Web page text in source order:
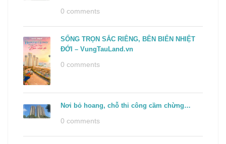
0 comments
SỐNG TRỌN SẮC RIÊNG, BÊN BIỂN NHIỆT
ĐỚI – VungTauLand.vn
0 comments
Nơi bỏ hoang, chỗ thi công cầm chừng…
0 comments